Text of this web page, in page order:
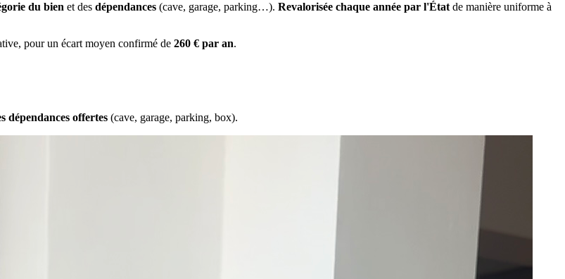
du bien et des dépendances (cave, garage, parking…). Revalorisée chaque année par l'État de manière uniforme à
pour un écart moyen confirmé de 260 € par an.
dépendances offertes (cave, garage, parking, box).